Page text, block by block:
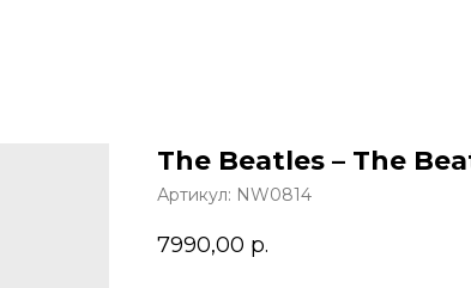
The Beatles – The
Артикул: NW0814
7990,00 р.